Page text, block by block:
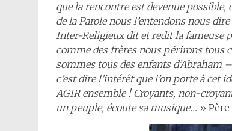
que la rencontre est devenue possible,
de la Parole nous l’entendons nous
Inter-Religieux dit et redit la fameuse
comme des frères nous périrons tous
sommes tous des enfants d’Abraham
c’est dire l’intérêt que l’on porte à cet
AGIR ensemble ! Croyants, non-
un peuple, écoute sa musique… »